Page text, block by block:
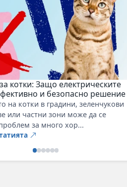
котки: Защо електрическите
и безопасно решение
на котки в градини, зеленчукови
или частни зони може да се
за много хор...